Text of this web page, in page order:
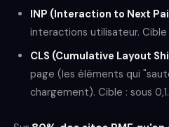
INP (Interaction to Next
interactions utilisateur.
CLS (Cumulative Layout
page (les éléments qui
chargement). Cible : sous 0,1.